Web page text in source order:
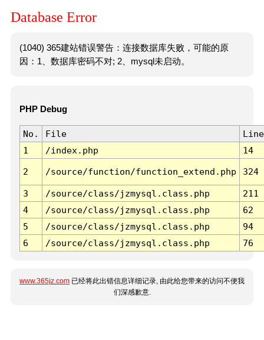
Database Error
(1040) 365建站错误警告：连接数据库失败，可能的原
因：1、数据库密码不对; 2、mysql未启动。
PHP Debug
No. File
Line
1
/index.php 14
2 /source/function/function_extend.php 324
3 /source/class/jzmysql.class.php
211
4
/source/class/jzmysql.class.php
62
5
/source/class/jzmysql.class.php
94
6
/source/class/jzmysql.class.php 76
www.365jz.com 已经将此出错信息详细记录, 由此给您带来的访问不便我
们深感歉意.